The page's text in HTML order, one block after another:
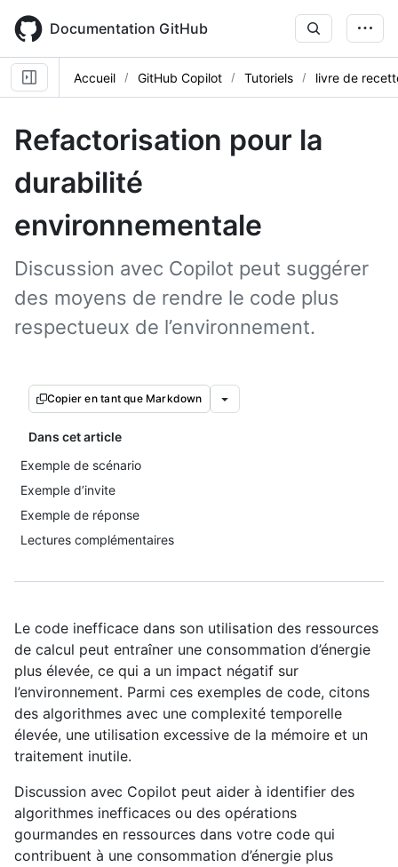
main
content
Documentation GitHub
Accueil GitHub Copilot Tutoriels livre de
Refactorisation pour la
durabilité
environnementale
Discussion avec Copilot peut suggérer
des moyens de rendre le code plus
respectueux de l’environnement.
Copier en tant que Markdown
Dans cet article
Exemple de scénario
Exemple d’invite
Exemple de réponse
Lectures complémentaires
Le code inefficace dans son utilisation des ressources
de calcul peut entraîner une consommation d’énergie
plus élevée, ce qui a un impact négatif sur
l’environnement. Parmi ces exemples de code, citons
des algorithmes avec une complexité temporelle
élevée, une utilisation excessive de la mémoire et un
traitement inutile.
Discussion avec Copilot peut aider à identifier des
algorithmes inefficaces ou des opérations
gourmandes en ressources dans votre code qui
contribuent à une consommation d’énergie plus